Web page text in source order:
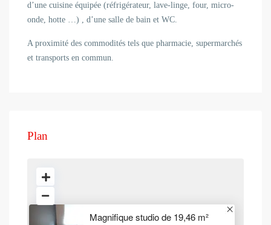
d’une cuisine équipée (réfrigérateur, lave-linge, four, micro-
onde, hotte …) , d’une salle de bain et WC.
A proximité des commodités tels que pharmacie, supermarchés
et transports en commun.
Plan
Magnifique studio de 19,46 m²